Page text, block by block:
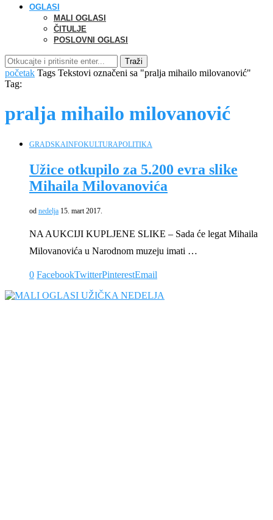
OGLASI
MALI OGLASI
ČITULJE
POSLOVNI OGLASI
Traži
početak Tags Tekstovi označeni sa "pralja mihailo milovanović"
Tag:
pralja mihailo milovanović
GRADSKAINFOKULTURAPOLITIKA
Užice otkupilo za 5.200 evra slike
Mihaila Milovanovića
od nedelja 15. mart 2017.
NA AUKCIJI KUPLJENE SLIKE – Sada će legat Mihaila
Milovanovića u Narodnom muzeju imati …
0 FacebookTwitterPinterestEmail